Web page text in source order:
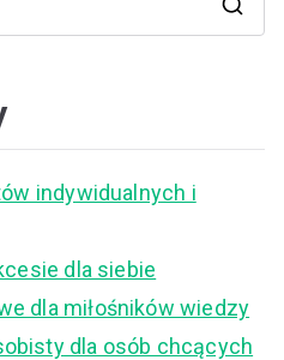
indywidualnych i
dla siebie
dla miłośników wiedzy
dla osób chcących